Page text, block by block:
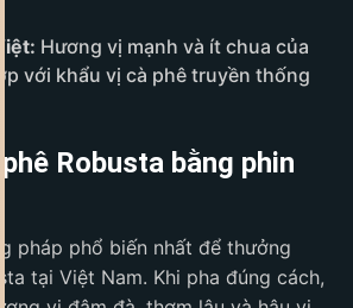
Hương vị mạnh và ít chua của
với khẩu vị cà phê truyền thống
phê Robusta bằng phin
pháp phổ biến nhất để thưởng
tại Việt Nam. Khi pha đúng cách,